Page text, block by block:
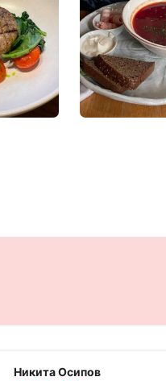
Никита Осипов